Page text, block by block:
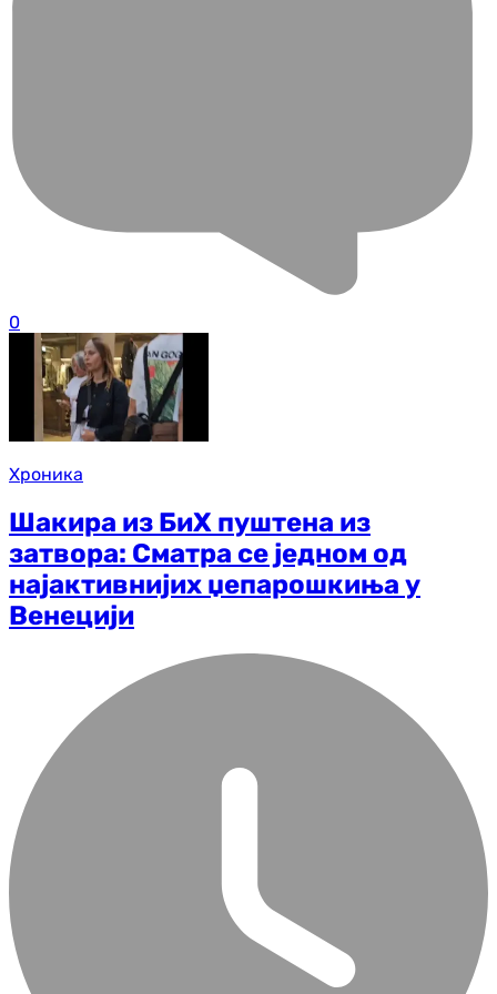
0
Хроника
Шакира из БиХ пуштена из
затвора: Сматра се једном од
најактивнијих џепарошкиња у
Венецији